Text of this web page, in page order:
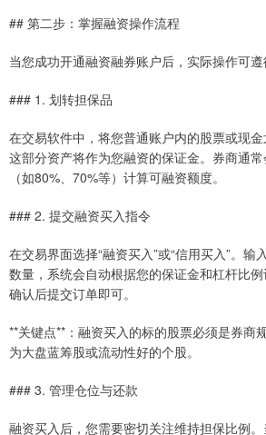
## 第二步：掌握融资操作流程
当您成功开通融资融券账户后，实际操作可遵
### 1. 划转担保品
在交易软件中，将您普通账户内的股票或现金
这部分资产将作为您融资的保证金。券商通
（如80%、70%等）计算可融资额度。
### 2. 提交融资买入指令
在交易界面选择“融资买入”或“信用买入”。输
数量，系统会自动根据您的保证金和杠杆比例
确认后提交订单即可。
**关键点**：融资买入的标的股票必须是券商
为大盘蓝筹股或流动性好的个股。
### 3. 管理仓位与还款
融资买入后，您需要密切关注维持担保比例。